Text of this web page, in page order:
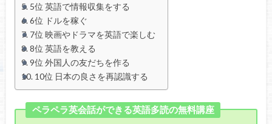
5位 英語で情報収集をする
6位 ドルを稼ぐ
7位 映画やドラマを英語で楽しむ
8位 英語を教える
9位 外国人の友だちを作る
10位 日本の良さを再認識する
ペラペラ英会話ができる英語多読の無料講座